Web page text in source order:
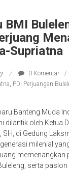
BMI
Supriatna
0 Komentar
PDI Perjuangan
Banteng Muda
dilantik oleh Ketua
SH, di Gedung
milenial
memenangkan
serta paslon